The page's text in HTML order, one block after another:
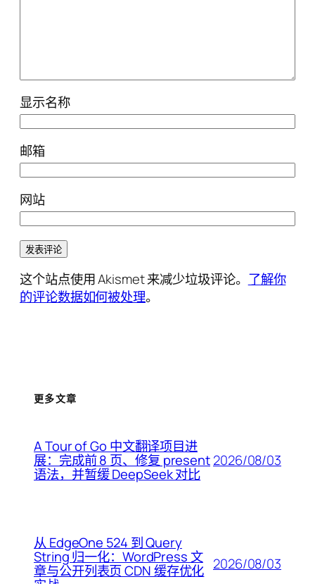
显示名称
邮箱
网站
这个站点使用 Akismet 来减少垃圾评论。 了解你
的评论数据如何被处理。
更多文章
A Tour of Go 中文翻译项目进
展：完成前 8 页、修复 present
语法，并暂缓 DeepSeek 对比
2026/08/03
从 EdgeOne 524 到 Query
String 归一化：WordPress 文
章与公开列表页 CDN 缓存优化 2026/08/03